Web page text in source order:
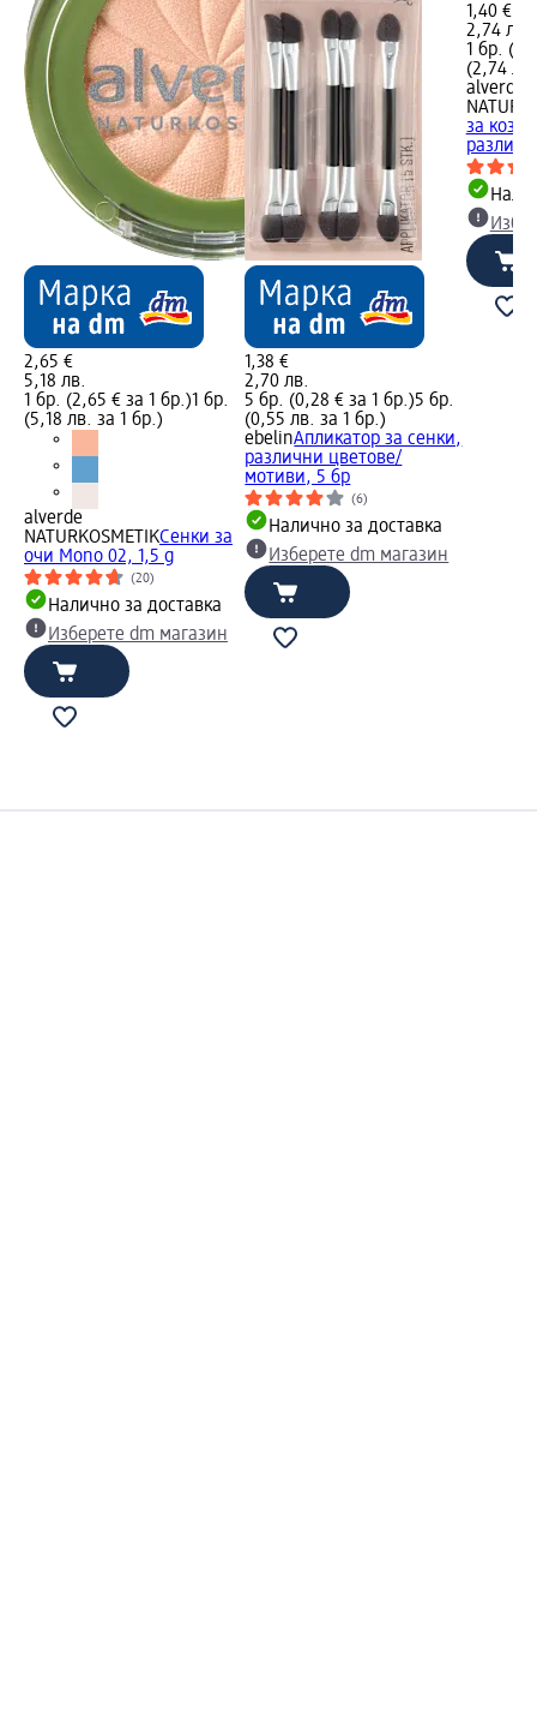
2,65 €
5,18 лв.
1 бр. (2,65 € за 1 бр.)1 бр.
(5,18 лв. за 1 бр.)
alverde
NATURKOSMETIKСенки за
очи Mono 02, 1,5 g
(20)
Налично за доставка
Изберете dm магазин
1,38 €
2,70 лв.
5 бр. (0,28 € за 1 бр.)5 бр.
(0,55 лв. за 1 бр.)
ebelinАпликатор за сенки,
различни цветове/
мотиви, 5 бр
(6)
Налично за доставка
Изберете dm магазин
1,40 €
2,74 лв.
1 бр.
(2,74
alverde
за